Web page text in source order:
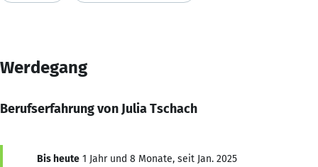
Werdegang
Berufserfahrung von Julia Tschach
Bis heute 1 Jahr und 8 Monate, seit Jan. 2025